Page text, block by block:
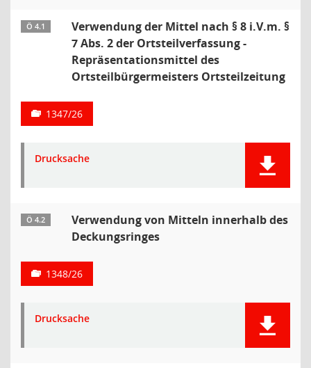
Ö 4.1
Verwendung der Mittel nach § 8 i.V.m. §
7 Abs. 2 der Ortsteilverfassung -
Repräsentationsmittel des
Ortsteilbürgermeisters Ortsteilzeitung
1347/26
Drucksache
Ö 4.2
Verwendung von Mitteln innerhalb des
Deckungsringes
1348/26
Drucksache